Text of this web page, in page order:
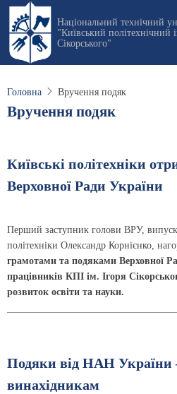
Перейти
основного
вмісту
Національний технічний
"Київський політехнічний
Сікорського"
Головна Вручення подяк
Вручення подяк
Київські політехніки
Верховної Ради України
Перший заступник голови ВРУ,
політехніки Олександр Корнієнко,
грамотами та подяками Верховної
працівників КПІ ім. Ігоря
розвиток освіти та науки.
Подяки від НАН
винахідникам